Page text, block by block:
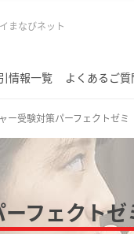
まなびネット
情報一覧 よくあるご質
ー受験対策パーフェクトゼ
ーフェクト